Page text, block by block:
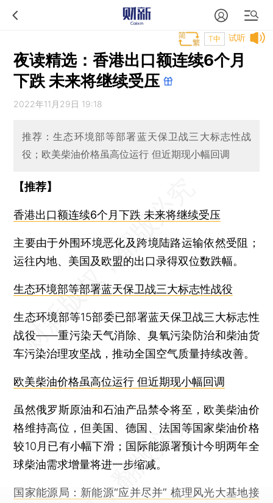
试听
T中
夜读精选：香港出口额连续6个月
下跌 未来将继续受压
2022年11月29日 19:18
推荐：生态环境部等部署蓝天保卫战三大标志性战
役；欧美柴油价格虽高位运行 但近期现小幅回调
【推荐】
香港出口额连续6个月下跌 未来将继续受压
主要由于外围环境恶化及跨境陆路运输依然受阻；
运往内地、美国及欧盟的出口录得双位数跌幅。
生态环境部等部署蓝天保卫战三大标志性战役
生态环境部等15部委已部署蓝天保卫战三大标志性
战役——重污染天气消除、臭氧污染防治和柴油货
车污染治理攻坚战，推动全国空气质量持续改善。
欧美柴油价格虽高位运行 但近期现小幅回调
虽然俄罗斯原油和石油产品禁令将至，欧美柴油价
格维持高位，但美国、德国、法国等国家柴油价格
较10月已有小幅下滑；国际能源署预计今明两年全
球柴油需求增量将进一步缩减。
国家能源局：新能源“应并尽并” 梳理风光大基地接